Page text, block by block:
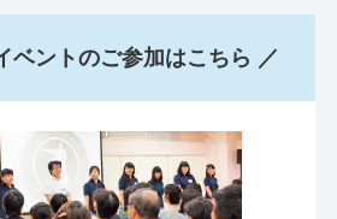
ベントのご参加はこちら ／